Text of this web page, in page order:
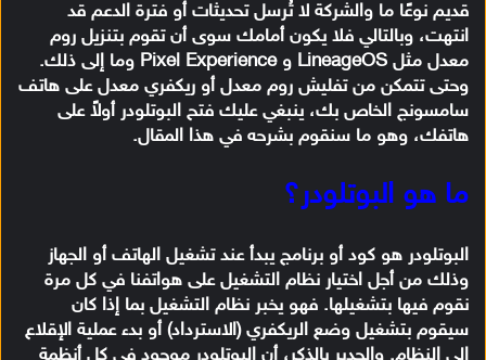
قديم نوعًا ما والشركة لا تُرسل تحديثات أو فترة الدعم قد
انتهت، وبالتالي فلا يكون أمامك سوى أن تقوم بتنزيل روم
معدل مثل LineageOS و Pixel Experience وما إلى ذلك.
وحتى تتمكن من تفليش روم معدل أو ريكفري معدل على هاتف
سامسونج الخاص بك، ينبغي عليك فتح البوتلودر أولاً على
هاتفك، وهو ما سنقوم بشرحه في هذا المقال.
ما هو البوتلودر؟
البوتلودر هو كود أو برنامج يبدأ عند تشغيل الهاتف أو الجهاز
وذلك من أجل اختيار نظام التشغيل على هواتفنا في كل مرة
نقوم فيها بتشغيلها. فهو يخبر نظام التشغيل بما إذا كان
سيقوم بتشغيل وضع الريكفري (الاسترداد) أو بدء عملية الإقلاع